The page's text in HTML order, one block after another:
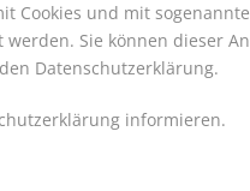
Cookies und mit
Sie können dieser
Datenschutzerklärung.
informieren.